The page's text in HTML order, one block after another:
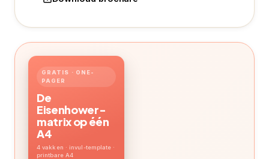
GRATIS · ONE-
PAGER
De
Eisenhower-
matrix op één
A4
4 vakken · invul-template ·
printbare A4